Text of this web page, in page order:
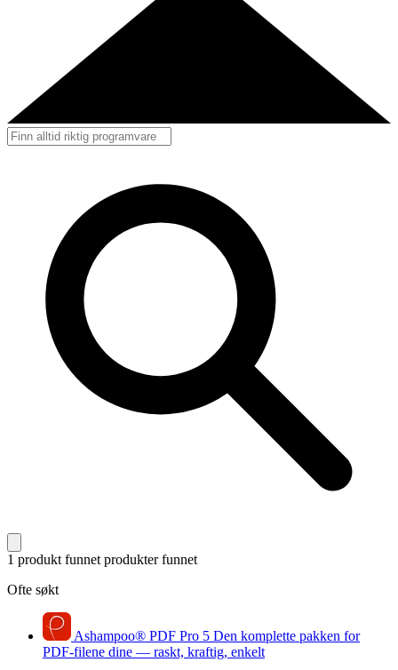
1 produkt funnet produkter funnet
Ofte søkt
Ashampoo® PDF Pro 5 Den komplette pakken for
PDF-filene dine — raskt, kraftig, enkelt